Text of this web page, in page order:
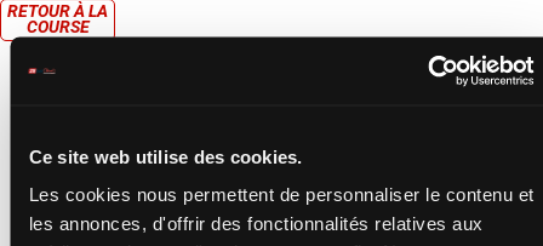
Ce site web utilise des cookies.
Les cookies nous permettent de personnaliser le contenu et
les annonces, d'offrir des fonctionnalités relatives aux
RETOUR À LA
COURSE